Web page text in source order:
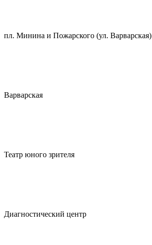
пл. Минина и Пожарского (ул. Варварская)
Варварская
Театр юного зрителя
Диагностический центр